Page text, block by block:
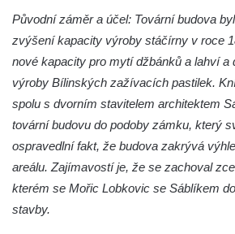
Dům čp. 20 ve Velešíně, zvaný U
či Kaplanka
Fara v Římově
Budova spořitelny čp. 1127/1 a 1127/25 v
Rumburku
Gymnázium v Rumburku
Původní záměr a účel: Tovární budova
zvýšení kapacity výroby stáčírny v roce
nové kapacity pro mytí džbánků a lahví a
výroby Bílinských zažívacích pastilek.
spolu s dvorním stavitelem architektem
tovární budovu do podoby zámku, který
ospravedlní fakt, že budova zakrývá
areálu. Zajímavostí je, že se zachoval
kterém se Mořic Lobkovic se Sáblíkem
stavby.